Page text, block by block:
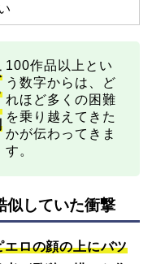
100作品以上とい
う数字からは、ど
れほど多くの困難
を乗り越えてきた
かが伝わってきま
す。
似していた衝撃
エロの顔の上にバツ